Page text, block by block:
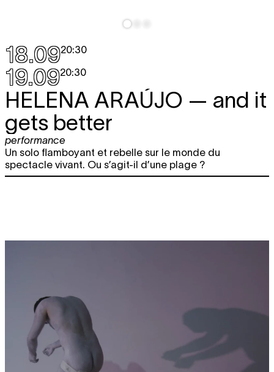
18.0920:30
19.0920:30
HELENA ARAÚJO — and it
gets better
performance
Un solo flamboyant et rebelle sur le monde du
spectacle vivant. Ou s’agit-il d’une plage ?